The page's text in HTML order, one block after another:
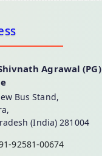
Agrawal (PG)
Bus Stand,
(India) 281004
92581-00674